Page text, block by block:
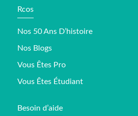
Rcos
Nos 50 Ans D’histoire
Nos Blogs
Vous Êtes Pro
Vous Êtes Étudiant
Besoin d’aide